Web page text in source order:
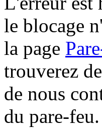
le blocage
la page
trouverez
de nous
du pare-feu.